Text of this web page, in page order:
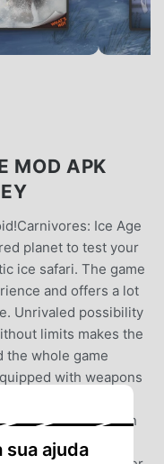
MOD APK
Ice Age
planet to test your
ice safari. The game
and offers a lot
Unrivaled possibility
limits makes the
the whole game
with weapons
camouflage and
as a mouse when
take care of
sua ajuda